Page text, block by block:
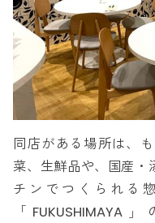
同店がある場所は、
菜、生鮮品や、国産・
チンでつくられる
「